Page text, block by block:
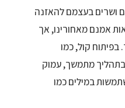
ושרים בעצמם להאזנה
העצמאות אמנם מאחורינו, אך
בפיתוח קול, כמו
מתמשך, עמוק
במילים כמו